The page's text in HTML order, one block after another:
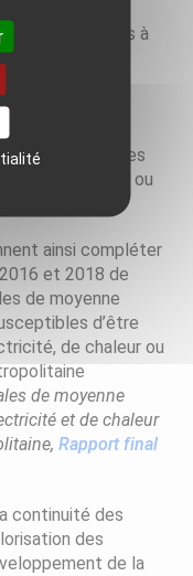
qui sont mises à
de
et d’autres
régionales ou
ainsi compléter
et 2018 de
de moyenne
d’être
de chaleur ou
de moyenne
et de chaleur
Rapport final
continuité des
des
de la